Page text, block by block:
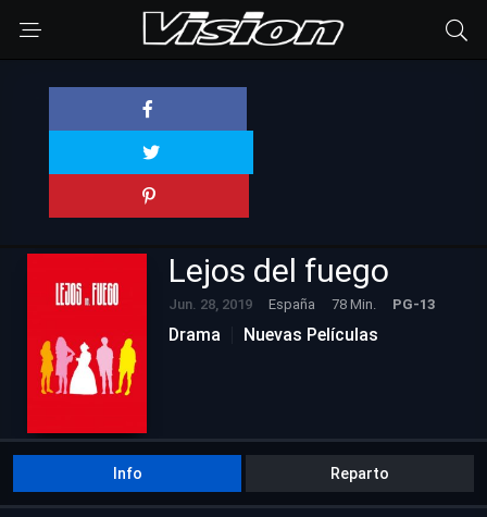
Lejos del fuego
Jun. 28, 2019 España 78 Min. PG-13
Drama Nuevas Películas
Info Reparto